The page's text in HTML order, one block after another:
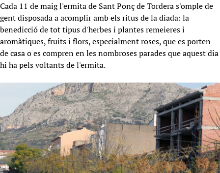
Cada 11 de maig l'ermita de Sant Ponç de Tordera s'omple de
gent disposada a acomplir amb els ritus de la diada: la
benedicció de tot tipus d'herbes i plantes remeieres i
aromàtiques, fruits i flors, especialment roses, que es porten
de casa o es compren en les nombroses parades que aquest dia
hi ha pels voltants de l'ermita.